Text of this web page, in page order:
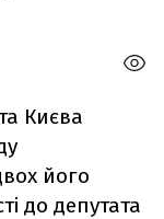
Києва
його
до депутата